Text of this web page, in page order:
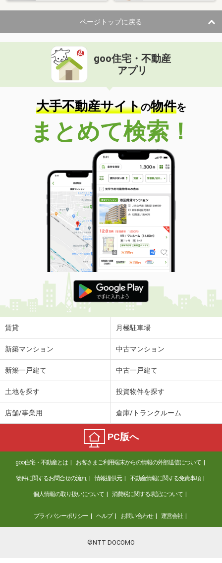
ページトップに戻る
goo住宅・不動産
アプリ
大手不動産サイトの物件を
まとめて検索！
賃貸 月極駐車場
新築マンション 中古マンション
新築一戸建て 中古一戸建て
土地を探す 投資物件を探す
店舗/事業用 倉庫/トランクルーム
PC版へ
goo住宅・不動産とは お客さまご利用端末からの情報の外部送信について
物件に関するお問合せの流れ 情報提供元 不動産情報に関する免責事項
個人情報の取り扱いについて 消費税に関する表記について
プライバシーポリシー ヘルプ お問い合わせ 運営会社
©NTT DOCOMO